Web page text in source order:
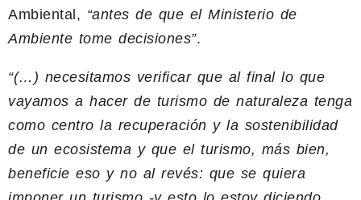
Ambiental, “antes de que el Ministerio de
Ambiente tome decisiones”.
“(…) necesitamos verificar que al final lo que
vayamos a hacer de turismo de naturaleza tenga
como centro la recuperación y la sostenibilidad
de un ecosistema y que el turismo, más bien,
beneficie eso y no al revés: que se quiera